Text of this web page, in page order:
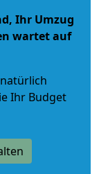
Ihr Umzug
wartet auf
Ihr Budget